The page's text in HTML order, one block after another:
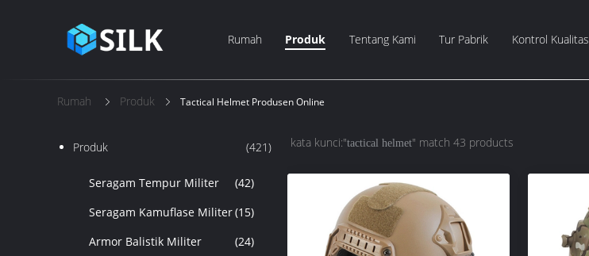
Rumah Produk Tentang Kami Tur Pabrik Kontrol Kualitas
Rumah Produk Tactical Helmet Produsen Online
Produk (421)
Seragam Tempur Militer
(42)
Seragam Kamuflase Militer(15)
Armor Balistik Militer
(24)
kata kunci:"tactical helmet" match 43 products